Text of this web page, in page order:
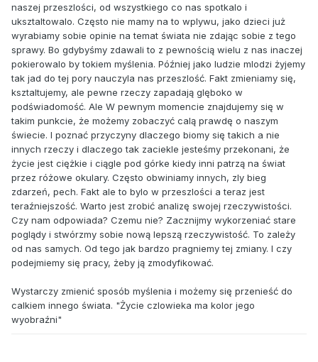
naszej przeszlości, od wszystkiego co nas spotkalo i
uksztaltowalo. Często nie mamy na to wplywu, jako dzieci już
wyrabiamy sobie opinie na temat świata nie zdając sobie z tego
sprawy. Bo gdybyśmy zdawali to z pewnością wielu z nas inaczej
pokierowalo by tokiem myślenia. Później jako ludzie mlodzi żyjemy
tak jad do tej pory nauczyla nas przeszlość. Fakt zmieniamy się,
ksztaltujemy, ale pewne rzeczy zapadają glęboko w
podświadomość. Ale W pewnym momencie znajdujemy się w
takim punkcie, że możemy zobaczyć calą prawdę o naszym
świecie. I poznać przyczyny dlaczego biomy się takich a nie
innych rzeczy i dlaczego tak zaciekle jesteśmy przekonani, że
życie jest ciężkie i ciągle pod górke kiedy inni patrzą na świat
przez różowe okulary. Często obwiniamy innych, zly bieg
zdarzeń, pech. Fakt ale to bylo w przeszlości a teraz jest
teraźniejszość. Warto jest zrobić analizę swojej rzeczywistości.
Czy nam odpowiada? Czemu nie? Zacznijmy wykorzeniać stare
poglądy i stwórzmy sobie nową lepszą rzeczywistość. To zależy
od nas samych. Od tego jak bardzo pragniemy tej zmiany. I czy
podejmiemy się pracy, żeby ją zmodyfikować.
Wystarczy zmienić sposób myślenia i możemy się przenieść do
calkiem innego świata. "Życie czlowieka ma kolor jego
wyobraźni"